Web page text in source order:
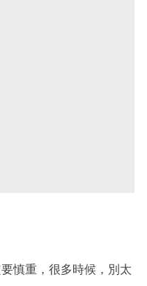
慎重，很多時候，別太